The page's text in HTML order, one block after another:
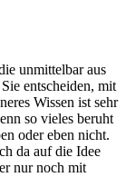
unmittelbar aus
entscheiden, mit
Wissen ist sehr
so vieles beruht
oder eben nicht.
da auf die Idee
nur noch mit